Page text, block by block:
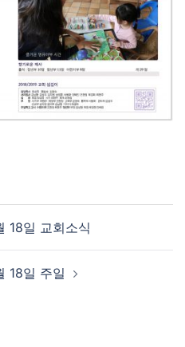
18일 교회소식
18일 주일